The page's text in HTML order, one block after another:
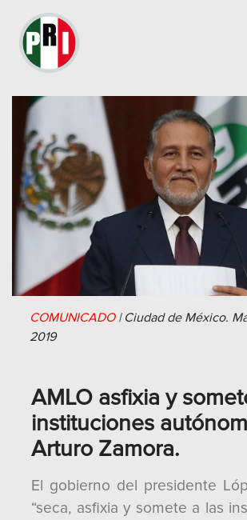
COMUNICADO| Ciudad de México.
2019
AMLO asfixia y
instituciones
Arturo Zamora.
El gobierno del presidente
“seca, asfixia y somete a las